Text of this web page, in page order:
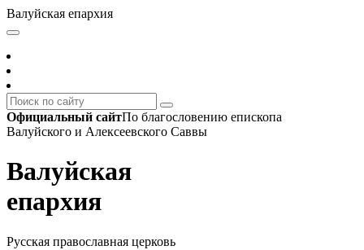
Валуйская епархия
Официальный сайтПо благословению епископа
Валуйского и Алексеевского Саввы
Валуйская
епархия
Русская православная церковь